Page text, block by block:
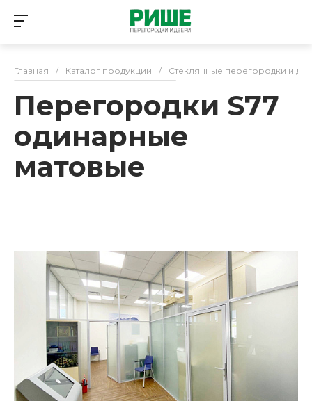
Главная / Каталог продукции / Стеклянные перегородки и
Перегородки S77
одинарные
матовые